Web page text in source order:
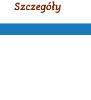
Szczegóły